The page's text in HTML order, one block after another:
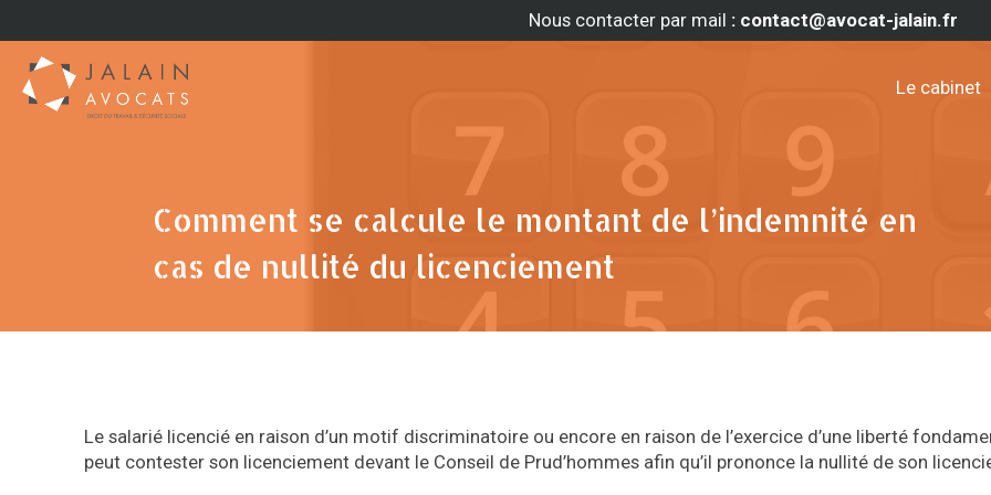
Nous contacter par mail : contact@avocat-jalain.fr
Le cabinet
Comment se calcule le montant de l’indemnité en
cas de nullité du licenciement
Le salarié licencié en raison d’un motif discriminatoire ou encore en raison de l’exercice d’une liberté
peut contester son licenciement devant le Conseil de Prud’hommes afin qu’il prononce la nullité de son